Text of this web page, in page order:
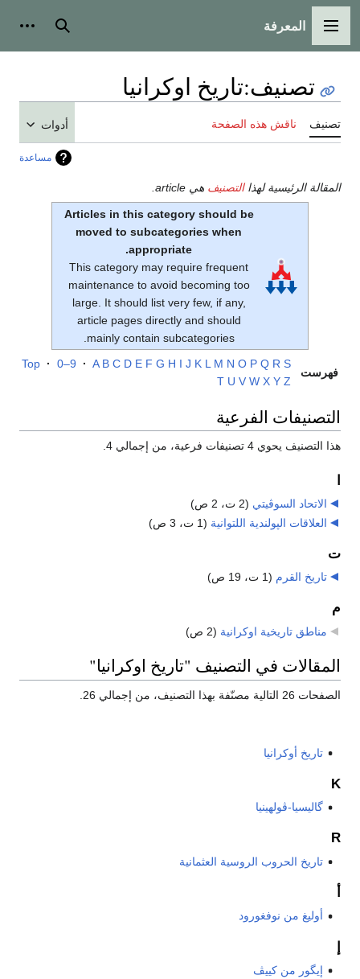
القائمة الرئيسية
المعرفة بحث
تصنيف:تاريخ اوكرانيا
تصنيف ناقش هذه الصفحة أدوات
مساعدة
المقالة الرئيسية لهذاالتصنيف هي article.
Articles in this category should be
moved to subcategories when
appropriate.
This category may require frequent
maintenance to avoid becoming too
large. It should list very few, if any,
article pages directly and should
mainly contain subcategories.
فهرست
Top · 0–9 · A B C D E F G H I J K L M N O P Q R S
T U V W X Y Z
التصنيفات الفرعية
هذا التصنيف يحوي 4 تصنيفات فرعية، من إجمالي 4.
الاتحاد السوڤيتي (2 ت، 2 ص)
العلاقات الپولندية اللتوانية (1 ت، 3 ص)
ت
تاريخ القرم (1 ت، 19 ص)
م
مناطق تاريخية اوكرانية (2 ص)
المقالات في التصنيف "تاريخ اوكرانيا"
الصفحات 26 التالية مصنّفة بهذا التصنيف، من إجمالي 26.
تاريخ أوكرانيا
K
گاليسيا-ڤولهينيا
R
تاريخ الحروب الروسية العثمانية
أوليغ من نوفغورود
إيگور من كييڤ